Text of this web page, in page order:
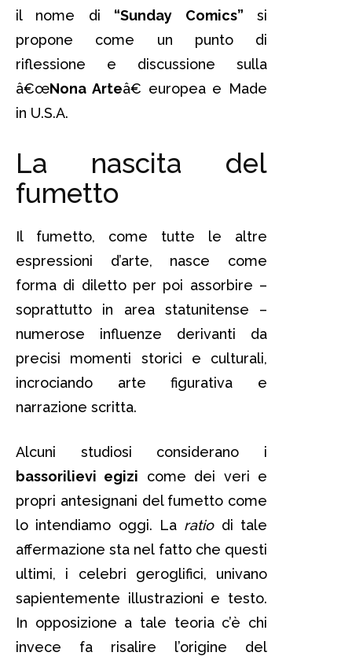
il nome di “Sunday Comics” si
propone come un punto di
riflessione e discussione sulla
â€œNona Arteâ€ europea e Made
in U.S.A.
La nascita del
fumetto
Il fumetto, come tutte le altre
espressioni d’arte, nasce come
forma di diletto per poi assorbire –
soprattutto in area statunitense –
numerose influenze derivanti da
precisi momenti storici e culturali,
incrociando arte figurativa e
narrazione scritta.
Alcuni studiosi considerano i
bassorilievi egizi come dei veri e
propri antesignani del fumetto come
lo intendiamo oggi. La ratiodi tale
affermazione sta nel fatto che questi
ultimi, i celebri geroglifici, univano
sapientemente illustrazioni e testo.
In opposizione a tale teoria c’è chi
invece fa risalire l’origine del